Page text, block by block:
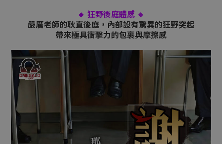
🔸 狂野後庭體感 🔸
嚴厲老師的耿直後庭，內部設有驚異的狂野突起
帶來極具衝擊力的包裹與摩擦感